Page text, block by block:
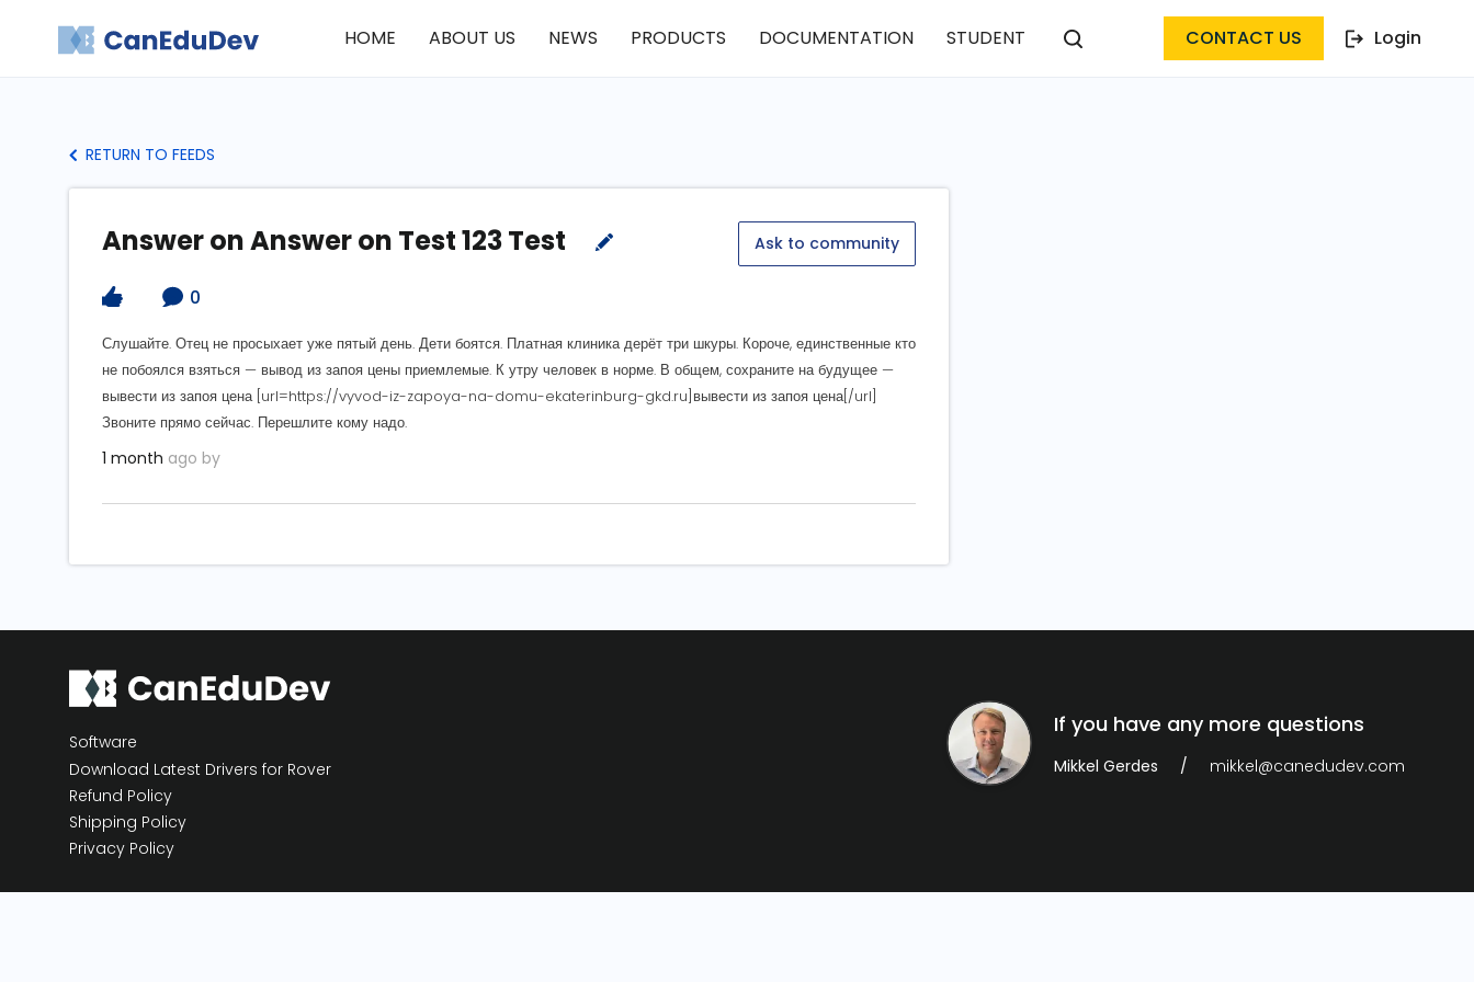
HOME ABOUT US NEWS PRODUCTS DOCUMENTATION STUDENT CONTACT US Login
RETURN TO FEEDS
Answer on Answer on Test 123 Test Ask to community
0
Слушайте. Отец не просыхает уже пятый день. Дети боятся. Платная клиника дерёт три шкуры. Короче, единственные кто
не побоялся взяться — вывод из запоя цены приемлемые. К утру человек в норме. В общем, сохраните на будущее —
вывести из запоя цена [url=https://vyvod-iz-zapoya-na-domu-ekaterinburg-gkd.ru]вывести из запоя цена[/url]
Звоните прямо сейчас. Перешлите кому надо.
1 month ago by
Software
Download Latest Drivers for Rover
Refund Policy
Shipping Policy
Privacy Policy
If you have any more questions
Mikkel Gerdes mikkel@canedudev.com